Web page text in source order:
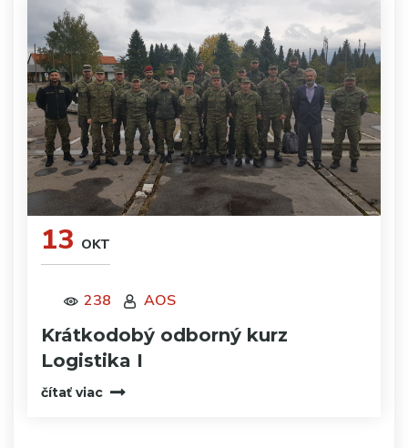
13 OKT
238 AOS
Krátkodobý odborný kurz
Logistika I
čítať viac